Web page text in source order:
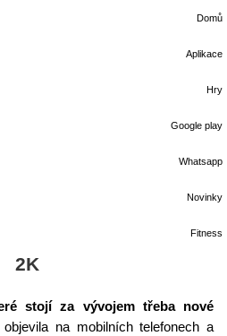
Domů
Aplikace
Hry
Google play
Whatsapp
Novinky
Fitness
2K
stojí za vývojem třeba nové
na mobilních telefonech a